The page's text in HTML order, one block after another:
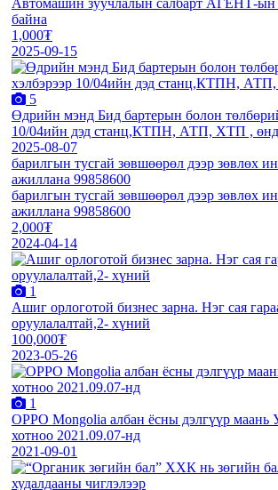
байна
1,000₮
2025-09-15
5
Өдрийн мэнд Бид бартерын болон
10/04ийн дэд станц,КТПН, АТП, ХТП ,
2025-08-07
барилгын тусгай зөвшөөрөл дээр зөвлөх
ажиллана 99858600
барилгын тусгай зөвшөөрөл дээр зөвлөх
ажиллана 99858600
2,000₮
2024-04-14
1
Ашиг орлоготой бизнес зарна. Нэг сая
оруулалалтай,2- xүний
100,000₮
2023-05-26
1
OPPO Mongolia албан ёсны дэлгүүр маань
хотноо 2021.09.07-нд
2021-09-01